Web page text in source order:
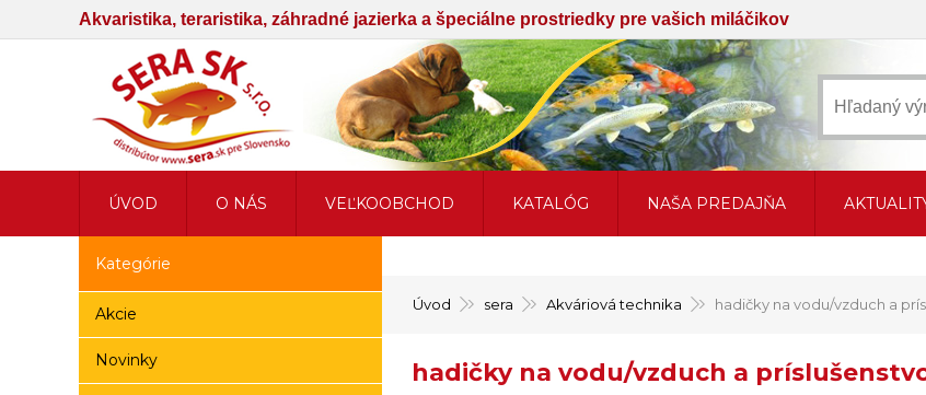
Akvaristika, teraristika, záhradné jazierka a špeciálne prostriedky pre vašich miláčikov
Úvod sera Akváriová technika hadičky na vodu/vzduch a
hadičky na vodu/vzduch a
Kategórie
Akcie
Novinky
ÚVOD O NÁS VEĽKOOBCHOD KATALÓG NAŠA PREDAJŇA